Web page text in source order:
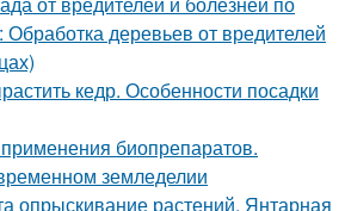
деревьев от вредителей
кедр. Особенности посадки
биопрепаратов.
земледелии
опрыскивание растений. Янтарная